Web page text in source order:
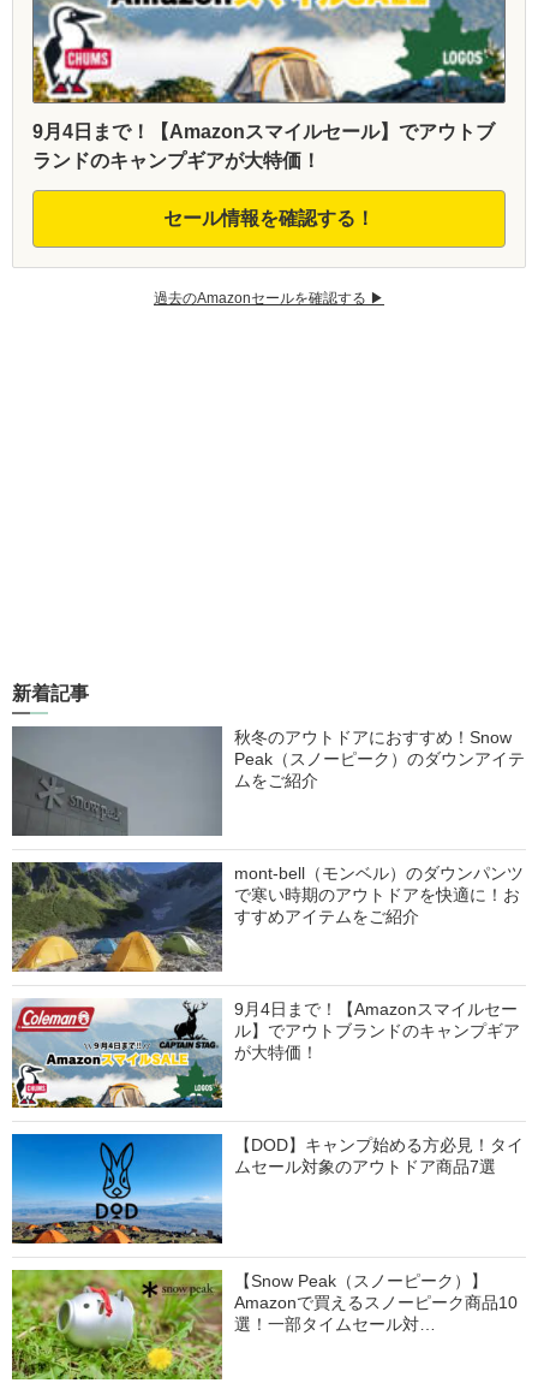
9月4日まで！【Amazonスマイルセール】でアウトブ
ランドのキャンプギアが大特価！
セール情報を確認する！
過去のAmazonセールを確認する ▶︎
新着記事
秋冬のアウトドアにおすすめ！Snow
Peak（スノーピーク）のダウンアイテ
ムをご紹介
mont-bell（モンベル）のダウンパンツ
で寒い時期のアウトドアを快適に！お
すすめアイテムをご紹介
9月4日まで！【Amazonスマイルセー
ル】でアウトブランドのキャンプギア
が大特価！
【DOD】キャンプ始める方必見！タイ
ムセール対象のアウトドア商品7選
【Snow Peak（スノーピーク）】
Amazonで買えるスノーピーク商品10
選！一部タイムセール対…